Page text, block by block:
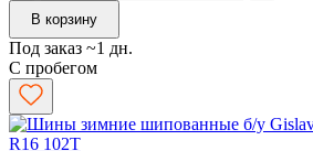
В корзину
Под заказ ~1 дн.
С пробегом